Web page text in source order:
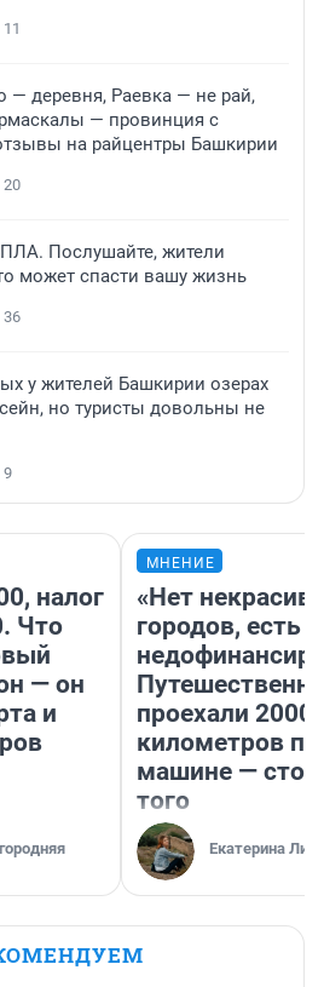
11
— деревня, Раевка — не рай,
— провинция с
на райцентры Башкирии
20
Послушайте, жители
может спасти вашу жизнь
36
у жителей Башкирии озерах
но туристы довольны не
9
налог
Что
— он
и
МНЕНИЕ
«Нет
городов, есть
проехали 2000
километров по
машине —
того
Екатерина